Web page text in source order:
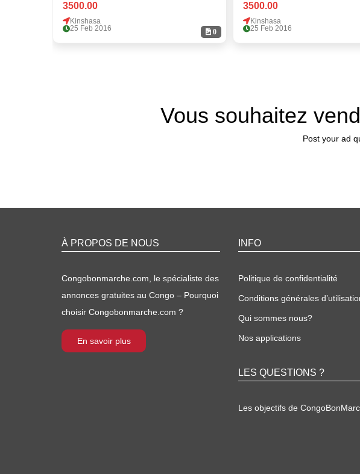
0
3500.00
Kinshasa
25 Feb 2016
3500.00
Kinshasa
25 Feb 2016
Vous souhaitez
Post your ad
À PROPOS DE NOUS
Congobonmarche.com, le spécialiste des
annonces gratuites au Congo – Pourquoi
choisir Congobonmarche.com ?
En savoir plus
INFO
Politique de confidentialité
Conditions générales
Qui sommes nous?
Nos applications
LES QUESTIONS ?
Les objectifs de